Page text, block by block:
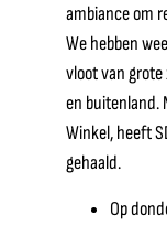
ambiance om
We hebben
vloot van
en buitenland.
Winkel, heeft
gehaald.
Op